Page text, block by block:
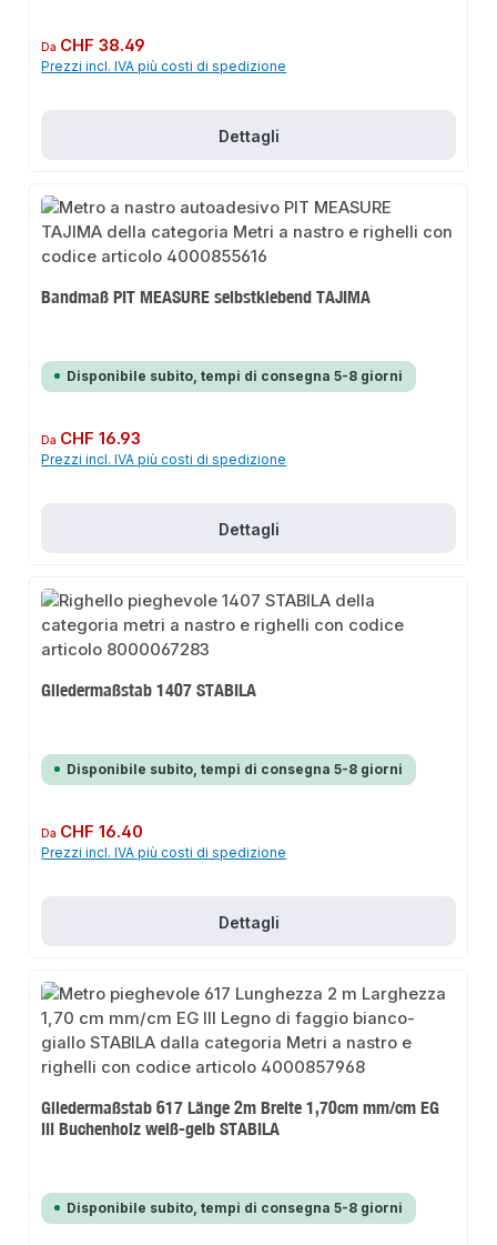
Prezzo normale:
Da CHF 38.49
Prezzi incl. IVA più costi di spedizione
Dettagli
Bandmaß PIT MEASURE selbstklebend TAJIMA
Disponibile subito, tempi di consegna 5-8 giorni
Prezzo normale:
Da CHF 16.93
Prezzi incl. IVA più costi di spedizione
Dettagli
Gliedermaßstab 1407 STABILA
Disponibile subito, tempi di consegna 5-8 giorni
Prezzo normale:
Da CHF 16.40
Prezzi incl. IVA più costi di spedizione
Dettagli
Gliedermaßstab 617 Länge 2m Breite 1,70cm mm/cm EG
III Buchenholz weiß-gelb STABILA
Disponibile subito, tempi di consegna 5-8 giorni